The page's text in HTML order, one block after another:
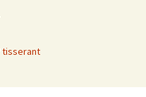
tisserant